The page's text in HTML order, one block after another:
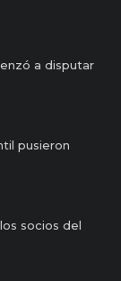
a disputar
pusieron
socios del